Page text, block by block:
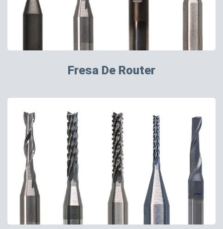
Fresa De Router